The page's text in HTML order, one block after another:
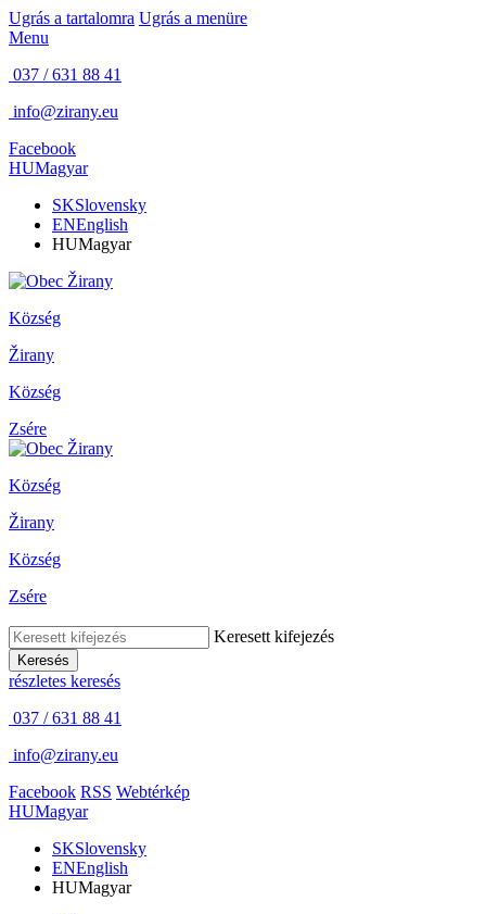
Ugrás a tartalomra Ugrás a menüre
Menu
037 / 631 88 41
info@zirany.eu
Facebook
HUMagyar
SKSlovensky
ENEnglish
HUMagyar
Község
Žirany
Község
Zsére
Község
Žirany
Község
Zsére
Keresett kifejezés
Keresés
részletes keresés
037 / 631 88 41
info@zirany.eu
Facebook RSS Webtérkép
HUMagyar
SKSlovensky
ENEnglish
HUMagyar